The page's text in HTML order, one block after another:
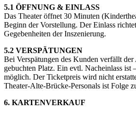
5.1 ÖFFNUNG & EINLASS
Das Theater öffnet 30 Minuten
Beginn der Vorstellung. Der Einlass
Gegebenheiten der Inszenierung.
5.2 VERSPÄTUNGEN
Bei Verspätungen des Kunden verfällt der
gebuchten Platz. Ein evtl. Nacheinlass ist
möglich. Der Ticketpreis wird nicht
Theater-Alte-Brücke-Personals ist Folge
6. KARTENVERKAUF